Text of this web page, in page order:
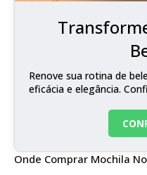
Renove sua rotina de
eficácia e elegância.
Onde Comprar Mochila